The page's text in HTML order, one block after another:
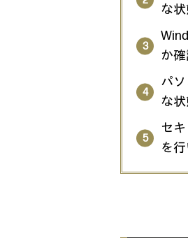
な状
か確
パ
な
セ
を行